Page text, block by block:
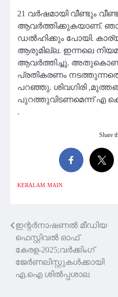
21 വർഷമായി വീണ്ടും
ആവർത്തിക്കുകയാണ്.
ഡൽഹിക്കും പോയി.
ആരുമില്ല. ഇന്നലെ
ആവർത്തിച്ചു.
പ്രതികരണം
പറഞ്ഞു. ശിവഗിരി
പുറത്തുവിടണമെന്ന് എ കെ
.
Share
KERALAM MAIN
Post
navigation
ഇന്റര്‍നാഷണല്‍ മീഡിയ
ഫെസ്റ്റിവല്‍ ഓഫ്
കേരള-2025;വര്‍ക്കിംഗ്
ജേര്‍ണലിസ്റ്റുകള്‍ക്കായി
എ.ഐ ശില്‍പ്പശാല